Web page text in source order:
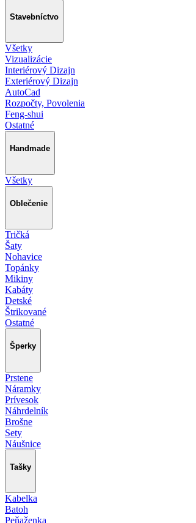
Stavebníctvo
Všetky
Vizualizácie
Interiérový Dizajn
Exteriérový Dizajn
AutoCad
Rozpočty, Povolenia
Feng-shui
Ostatné
Handmade
Všetky
Oblečenie
Tričká
Šaty
Nohavice
Topánky
Mikiny
Kabáty
Detské
Štrikované
Ostatné
Šperky
Prstene
Náramky
Prívesok
Náhrdelník
Brošne
Sety
Náušnice
Tašky
Kabelka
Batoh
Peňaženka